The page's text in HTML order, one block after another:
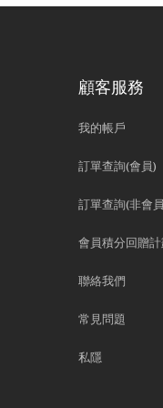
顧客服務
我的帳戶
訂單查詢(會員)
訂單查詢(非會
會員積分回贈計
聯絡我們
常見問題
私隱